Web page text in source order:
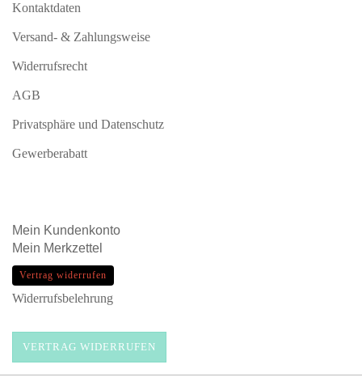
Kontaktdaten
Versand- & Zahlungsweise
Widerrufsrecht
AGB
Privatsphäre und Datenschutz
Gewerberabatt
Mein Kundenkonto
Mein Merkzettel
Vertrag widerrufen
Widerrufsbelehrung
VERTRAG WIDERRUFEN